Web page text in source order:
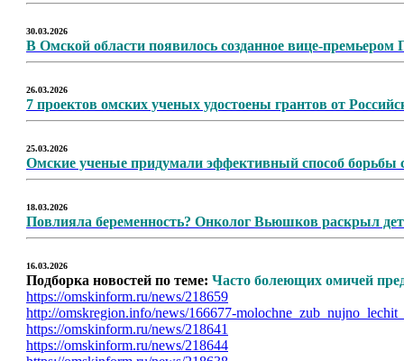
30.03.2026
В Омской области появилось созданное вице-
26.03.2026
7 проектов омских ученых удостоены грантов от
25.03.2026
Омские ученые придумали эффективный способ борьбы
18.03.2026
Повлияла беременность? Онколог Вьюшков раскрыл
16.03.2026
Подборка новостей по теме: Часто болеющих омичей
https://omskinform.ru/news/218659
http://omskregion.info/news/166677-
https://omskinform.ru/news/218641
https://omskinform.ru/news/218644